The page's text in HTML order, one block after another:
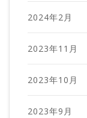
2024年2月
2023年11月
2023年10月
2023年9月